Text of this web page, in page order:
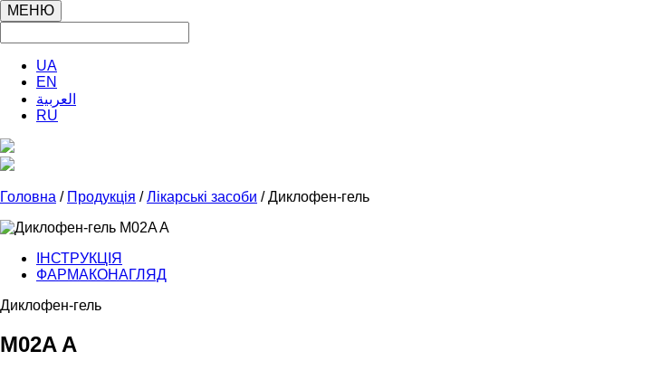
МЕНЮ
UA
EN
العربية
RU
Головна / Продукція /Лікарські засоби / Диклофен-гель
ІНСТРУКЦІЯ
ФАРМАКОНАГЛЯД
Диклофен-гель
M02A A